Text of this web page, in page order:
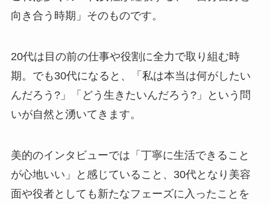
向き合う時期」そのものです。
20代は目の前の仕事や役割に全力で取り組む時
期。でも30代になると、「私は本当は何がしたい
んだろう?」「どう生きたいんだろう?」という問
いが自然と湧いてきます。
美的のインタビューでは「丁寧に生活できること
が心地いい」と感じていること、30代となり美容
面や役者としても新たなフェーズに入ったことを